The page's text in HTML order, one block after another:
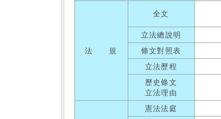
法 規
全文
立法總說明
條文對照表
立法歷程
歷史條文
立法理由
憲法法庭